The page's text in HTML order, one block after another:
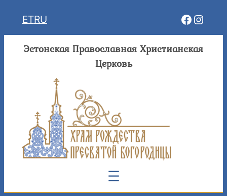
ETRU
Эстонская Православная Христианская
Церковь